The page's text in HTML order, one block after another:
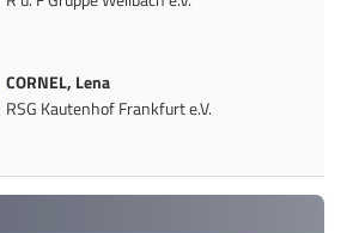
CORNEL, Lena
RSG Kautenhof Frankfurt e.V.